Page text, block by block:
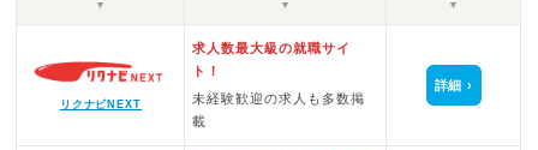
▼ ▼ ▼
リクナビNEXT
求人数最大級の就職サイ
ト！
未経験歓迎の求人も多数掲
載
詳細